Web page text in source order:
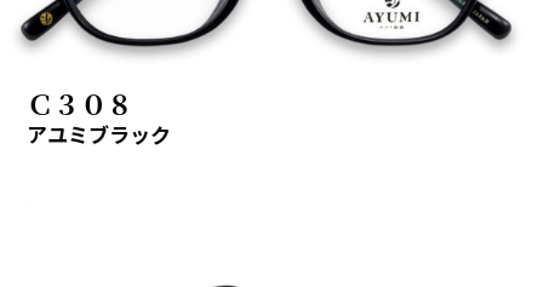
Ｃ３０８
アユミブラック